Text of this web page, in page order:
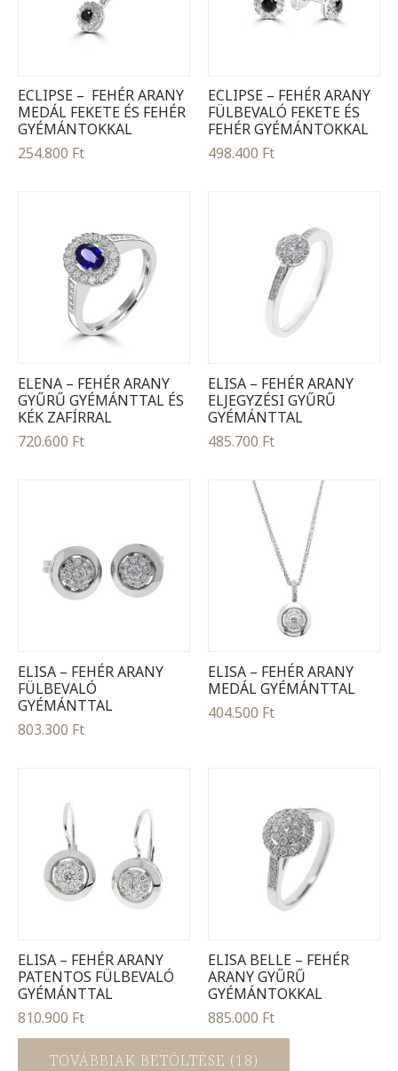
ECLIPSE – FEHÉR ARANY
MEDÁL FEKETE ÉS FEHÉR
GYÉMÁNTOKKAL
254.800 Ft
ECLIPSE – FEHÉR ARANY
FÜLBEVALÓ FEKETE ÉS
FEHÉR GYÉMÁNTOKKAL
498.400 Ft
ELENA – FEHÉR ARANY
GYŰRŰ GYÉMÁNTTAL ÉS
KÉK ZAFÍRRAL
720.600 Ft
ELISA – FEHÉR ARANY
ELJEGYZÉSI GYŰRŰ
GYÉMÁNTTAL
485.700 Ft
ELISA – FEHÉR ARANY
FÜLBEVALÓ
GYÉMÁNTTAL
803.300 Ft
ELISA – FEHÉR ARANY
MEDÁL GYÉMÁNTTAL
404.500 Ft
ELISA – FEHÉR ARANY
PATENTOS FÜLBEVALÓ
GYÉMÁNTTAL
810.900 Ft
ELISA BELLE – FEHÉR
ARANY GYŰRŰ
GYÉMÁNTOKKAL
885.000 Ft
TOVÁBBIAK BETÖLTÉSE (18)